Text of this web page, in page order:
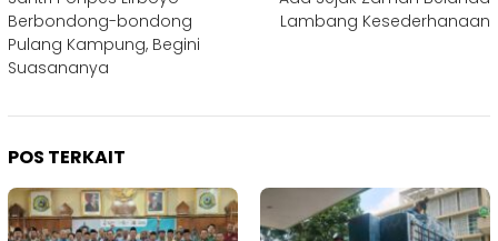
Berbondong-bondong
Pulang Kampung, Begini
Suasananya
Lambang Kesederhanaan
POS TERKAIT